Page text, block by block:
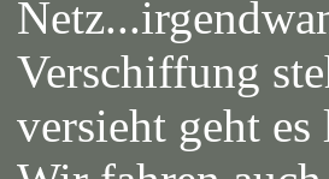
Verschiffung
versieht geht es